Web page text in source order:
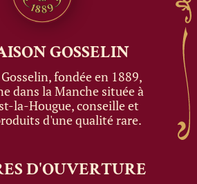
GOSSELIN
fondée en 1889,
dans la Manche située à
la-Hougue, conseille et
d'une qualité rare.
D'OUVERTURE